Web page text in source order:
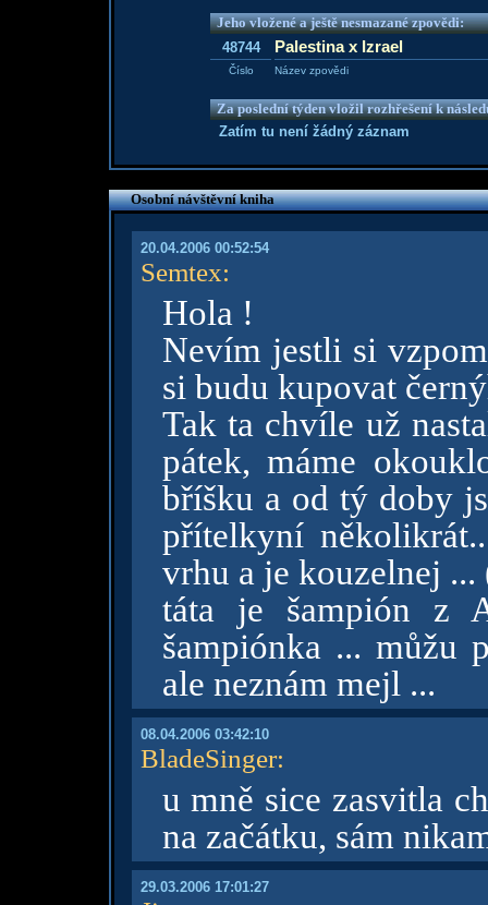
Jeho vložené a ještě nesmazané zpovědi:
48744
Palestina x Izrael
Číslo Název zpovědi
Za poslední týden vložil rozhřešení k
Zatím tu není žádný záznam
Osobní návštěvní kniha
20.04.2006 00:52:54
Semtex:
Hola !
Nevím jestli si
si budu kupovat
Tak ta chvíle už
pátek, máme
bříšku a od tý doby
přítelkyní
vrhu a je kouzelnej
táta je šampión z
šampiónka ... můžu
ale neznám mejl ...
08.04.2006 03:42:10
BladeSinger:
u mně sice zasvitla
na začátku, sám
29.03.2006 17:01:27